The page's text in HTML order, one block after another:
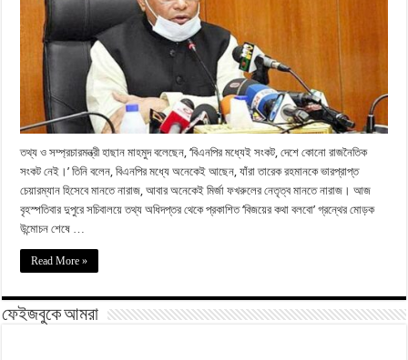
তথ্য ও সম্প্রচারমন্ত্রী হাছান মাহমুদ বলেছেন, ‘বিএনপির মধ্যেই সংকট, দেশে কোনো রাজনৈতিক
সংকট নেই।’ তিনি বলেন, বিএনপির মধ্যে অনেকেই আছেন, যাঁরা তারেক রহমানকে ভারপ্রাপ্ত
চেয়ারম্যান হিসেবে মানতে নারাজ, আবার অনেকেই মির্জা ফখরুলের নেতৃত্ব মানতে নারাজ। আজ
বৃহস্পতিবার দুপুরে সচিবালয়ে তথ্য অধিদপ্তর থেকে প্রকাশিত ‘বিজয়ের কথা বলবো’ গ্রন্থের মোড়ক
উন্মোচন শেষে …
Read More »
ফেইজবুকে আমরা